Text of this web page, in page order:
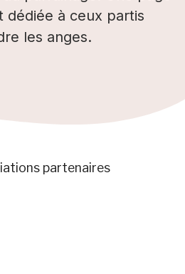
dédiée à ceux partis
les anges.
partenaires